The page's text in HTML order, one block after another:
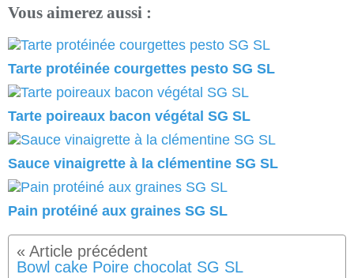
Vous aimerez aussi :
Tarte protéinée courgettes pesto SG SL
Tarte poireaux bacon végétal SG SL
Sauce vinaigrette à la clémentine SG SL
Pain protéiné aux graines SG SL
Bowl cake Poire chocolat SG SL